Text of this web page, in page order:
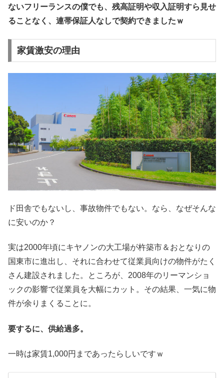
ないフリーランスの僕でも、残高証明や収入証明すら見せ
ることなく、連帯保証人なしで契約できましたｗ
家賃激安の理由
ド田舎でもないし、事故物件でもない。なら、なぜそんな
に安いのか？
実は2000年頃にキヤノンの大工場が杵築市＆おとなりの
国東市に進出し、それに合わせて従業員向けの物件がたく
さん建設されました。ところが、2008年のリーマンショ
ックの影響で従業員を大幅にカット。その結果、一気に物
件が余りまくることに。
要するに、供給過多。
一時は家賃1,000円まであったらしいですｗ